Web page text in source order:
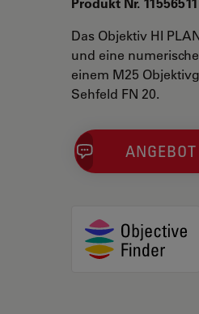
Das Objektiv HI
und eine
einem M25
Sehfeld FN 20.
ANGEBOT